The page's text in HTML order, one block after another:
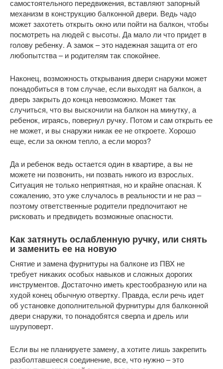
самостоятельного передвижения, вставляют запорный
механизм в конструкцию балконной двери. Ведь чадо
может захотеть открыть окно или пойти на балкон, чтобы
посмотреть на людей с высоты. Да мало ли что придет в
голову ребенку. А замок – это надежная защита от его
любопытства – и родителям так спокойнее.
Наконец, возможность открывания двери снаружи может
понадобиться в том случае, если выходят на балкон, а
дверь закрыть до конца невозможно. Может так
случиться, что вы выскочили на балкон на минутку, а
ребенок, играясь, повернул ручку. Потом и сам открыть ее
не может, и вы снаружи никак ее не откроете. Хорошо
еще, если за окном тепло, а если мороз?
Да и ребенок ведь остается один в квартире, а вы не
можете ни позвонить, ни позвать никого из взрослых.
Ситуация не только неприятная, но и крайне опасная. К
сожалению, это уже случалось в реальности и не раз –
поэтому ответственные родители предпочитают не
рисковать и предвидеть возможные опасности.
Как затянуть ослабленную ручку, или снять
и заменить ее на новую
Снятие и замена фурнитуры на балконе из ПВХ не
требует никаких особых навыков и сложных дорогих
инструментов. Достаточно иметь крестообразную или на
худой конец обычную отвертку. Правда, если речь идет
об установке дополнительной фурнитуры для балконной
двери снаружи, то понадобятся сверла и дрель или
шуруповерт.
Если вы не планируете замену, а хотите лишь закрепить
разболтавшееся соединение, все, что нужно – это